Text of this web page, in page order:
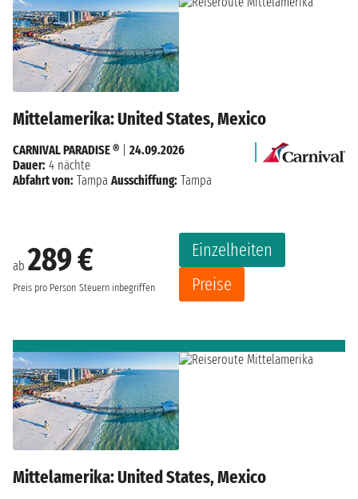
Mittelamerika: United States, Mexico
ab 289 €
Preis pro Person Steuern inbegriffen
Einzelheiten
Preise
CARNIVAL PARADISE ®
24.09.2026
Dauer: 4 nächte
Abfahrt von: Tampa Ausschiffung: Tampa
Mittelamerika: United States, Mexico